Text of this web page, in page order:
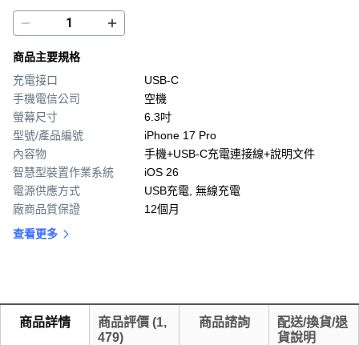
商品主要規格
充電接口
USB-C
手機電信公司
空機
螢幕尺寸
6.3吋
型號/產品編號
iPhone 17 Pro
內容物
手機+USB-C充電連接線+說明文件
智慧型裝置作業系統
iOS 26
電源供應方式
USB充電, 無線充電
廠商品質保證
12個月
查看更多
商品詳情 商品評價 (1,
479)
商品諮詢
配送/換貨/退
貨說明